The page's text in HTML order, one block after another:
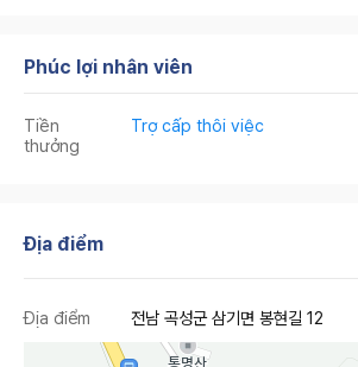
Phúc lợi nhân viên
Tiền
thưởng
Trợ cấp thôi việc
Địa điểm
Địa điểm 전남 곡성군 삼기면 봉현길 12